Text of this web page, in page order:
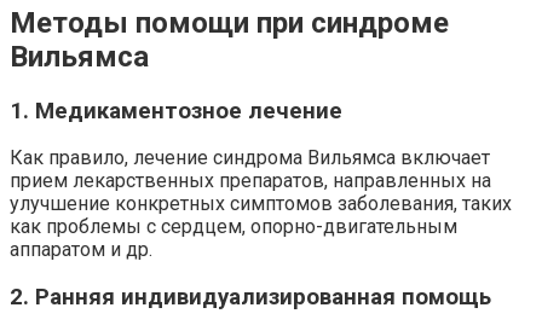
Методы помощи при синдроме
Вильямса
1. Медикаментозное лечение
Как правило, лечение синдрома Вильямса включает
прием лекарственных препаратов, направленных на
улучшение конкретных симптомов заболевания, таких
как проблемы с сердцем, опорно-двигательным
аппаратом и др.
2. Ранняя индивидуализированная помощь